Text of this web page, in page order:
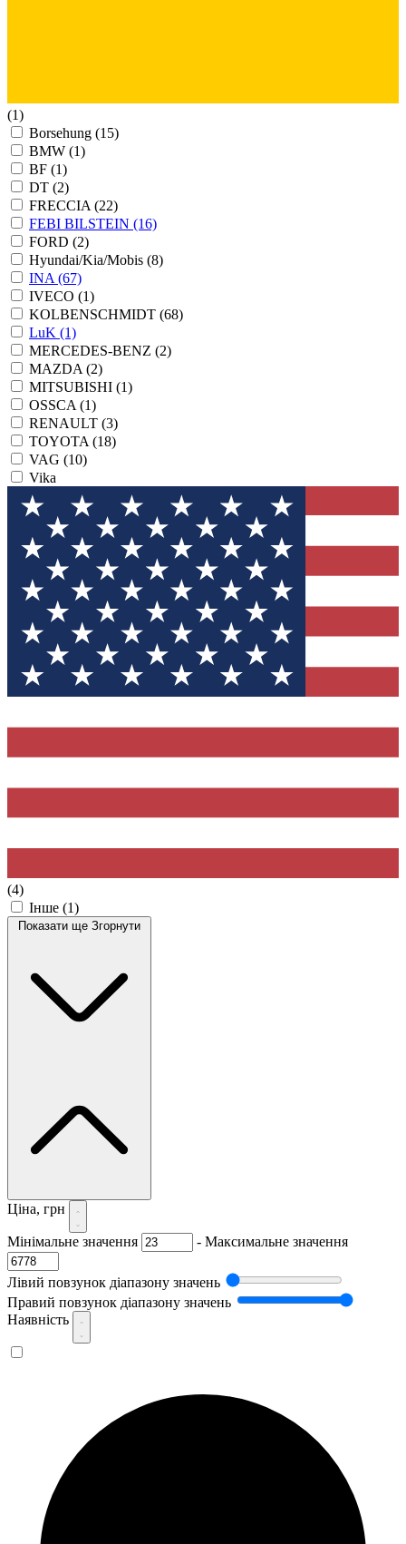
(1)
Borsehung (15)
BMW (1)
BF (1)
DT (2)
FRECCIA (22)
FEBI BILSTEIN (16)
FORD (2)
Hyundai/Kia/Mobis (8)
INA (67)
IVECO (1)
KOLBENSCHMIDT (68)
LuK (1)
MERCEDES-BENZ (2)
MAZDA (2)
MITSUBISHI (1)
OSSCA (1)
RENAULT (3)
TOYOTA (18)
VAG (10)
Vika
(4)
Інше (1)
Показати ще Згорнути
Ціна, грн
Мінімальне значення - Максимальне значення
Лівий повзунок діапазону значень
Правий повзунок діапазону значень
Наявність